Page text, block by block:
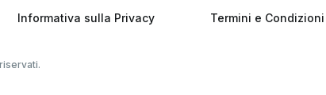
Informativa sulla Privacy
Termini e Condizioni